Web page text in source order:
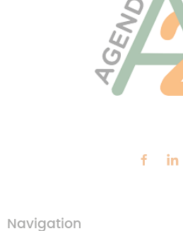
Navigation